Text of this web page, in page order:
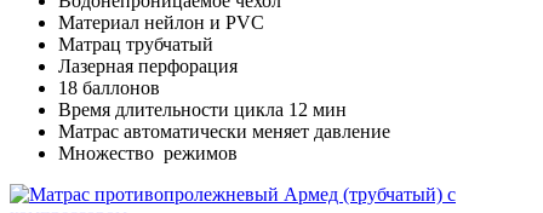
Материал нейлон и PVC
Матрац трубчатый
Лазерная перфорация
18 баллонов
Время длительности цикла 12 мин
Матрас автоматически меняет давление
Множество режимов